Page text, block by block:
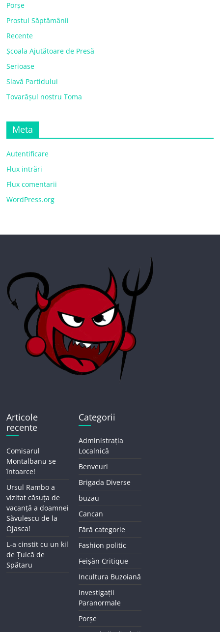
Porșe
Prostul Săptămânii
Recente
Școala Ajutătoare de Presă
Serioase
Slavă Partidului
Tovarășul nostru Toma
Meta
Autentificare
Flux intrări
Flux comentarii
WordPress.org
Articole
recente
Comisarul
Montalbanu se
întoarce!
Ursul Rambo a
vizitat căsuța de
vacanță a doamnei
Săvulescu de la
Ojasca!
L-a cinstit cu un kil
de Țuică de
Spătaru
Categorii
Administrația
Localnică
Benveuri
Brigada Diverse
buzau
Cancan
Fără categorie
Fashion politic
Feișăn Critique
Incultura Buzoiană
Investigații
Paranormale
Porșe